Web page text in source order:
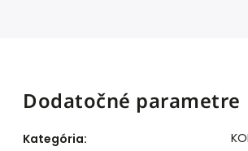
Dodatočné parametre
Kategória: